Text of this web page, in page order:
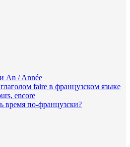
An / Année
faire в французском языке
encore
время по-французски?